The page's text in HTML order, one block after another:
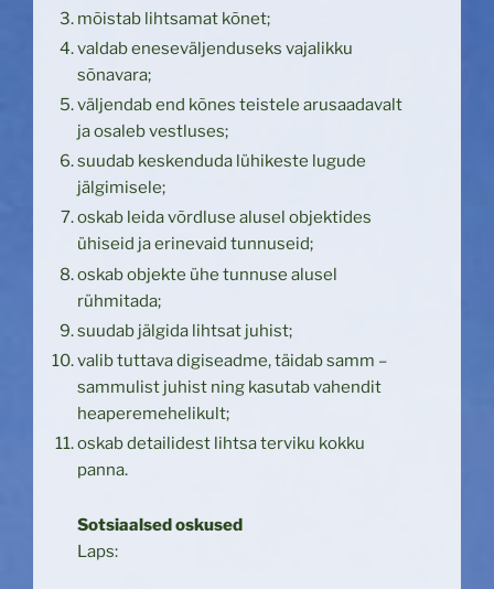
mõistab lihtsamat kõnet;
valdab eneseväljenduseks vajalikku
sõnavara;
väljendab end kõnes teistele arusaadavalt
ja osaleb vestluses;
suudab keskenduda lühikeste lugude
jälgimisele;
oskab leida võrdluse alusel objektides
ühiseid ja erinevaid tunnuseid;
oskab objekte ühe tunnuse alusel
rühmitada;
suudab jälgida lihtsat juhist;
valib tuttava digiseadme, täidab samm –
sammulist juhist ning kasutab vahendit
heaperemehelikult;
oskab detailidest lihtsa terviku kokku
panna.
Sotsiaalsed oskused
Laps: